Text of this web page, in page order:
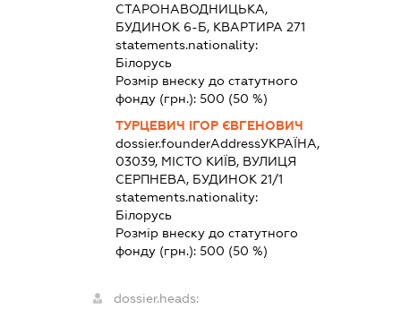
СТАРОНАВОДНИЦЬКА,
БУДИНОК 6-Б, КВАРТИРА 271
statements.nationality:
Білорусь
Розмір внеску до статутного
фонду (грн.):500 (50 %)
ТУРЦЕВИЧ ІГОР ЄВГЕНОВИЧ
dossier.founderAddressУКРАЇНА,
03039, МІСТО КИЇВ, ВУЛИЦЯ
СЕРПНЕВА, БУДИНОК 21/1
statements.nationality:
Білорусь
Розмір внеску до статутного
фонду (грн.):500 (50 %)
dossier.heads: